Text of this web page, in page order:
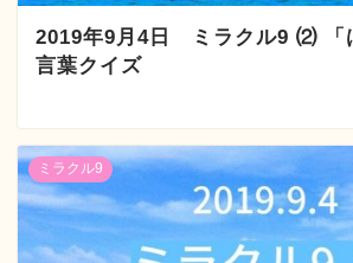
2019年9月4日 ミラクル9 ⑵ 「
言葉クイズ
ミラクル9